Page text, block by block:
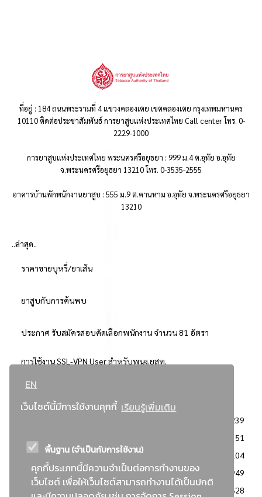
EN
เว็บไซต์นี้มีการใช้งานคุกกี้ เรียนรู้เพิ่มเติม
พื้นฐาน (จำเป็นกับการใช้งาน)
คุกกี้ประเภทนี้มีความจำเป็นต่อการทำงานของ
เว็บไซต์ เพื่อให้เว็บไซต์สามารถทำงานได้เป็นปกติ
ที่อยู่ : 184 ถนนพระรามที่ 4 แขวงคลองเตย เขตคลองเตย กรุงเทพมหานคร
10110 ติดต่อประชาสัมพันธ์ การยาสูบแห่งประเทศไทย Call center โทร. 0-
2229-1000
การยาสูบแห่งประเทศไทย พระนครศรีอยุธยา : 999 ม.4 ต.อุทัย อ.อุทัย
จ.พระนครศรีอยุธยา 13210 โทร. 0-3535-2555
อาคารบ้านพักพนักงานยาสูบ : 555 ม.9 ต.คานหาม อ.อุทัย จ.พระนครศรีอยุธยา
13210
..ล่าสุด..
ราคาขายบุหรี่/ยาเส้น
ยาสูบกับการค้นพบ
ประกาศ รับสมัครสอบคัดเลือกพนักงาน จำนวน 81 อัตรา
การใช้งาน SSL-VPN User สำหรับพนง.ยสท.
..ยอดนิยม..
3239
2351
: วิธีเฉพาะเจาะจง
2104
ข่าวสาร/ประกาศ
1949
: เอกสารส่งเสริมความโปร่งใสในการจัดซื้อจัดจ้าง
1628